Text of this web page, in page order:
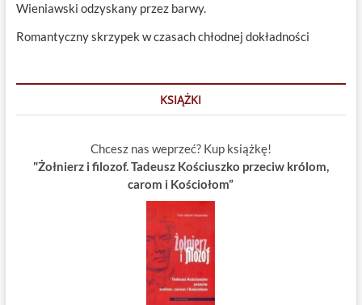
Wieniawski odzyskany przez barwy.
Romantyczny skrzypek w czasach chłodnej dokładności
KSIĄŻKI
Chcesz nas weprzeć? Kup książkę!
"Żołnierz i filozof. Tadeusz Kościuszko przeciw królom,
carom i Kościołom”